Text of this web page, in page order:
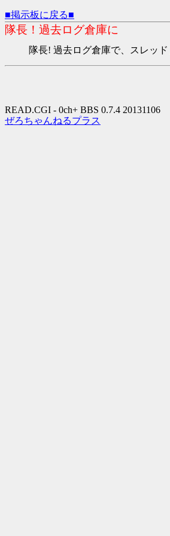
■掲示板に戻る■
隊長！過去ログ倉庫に
隊長! 過去ログ倉庫で、スレッド
READ.CGI - 0ch+ BBS 0.7.4 20131106
ぜろちゃんねるプラス